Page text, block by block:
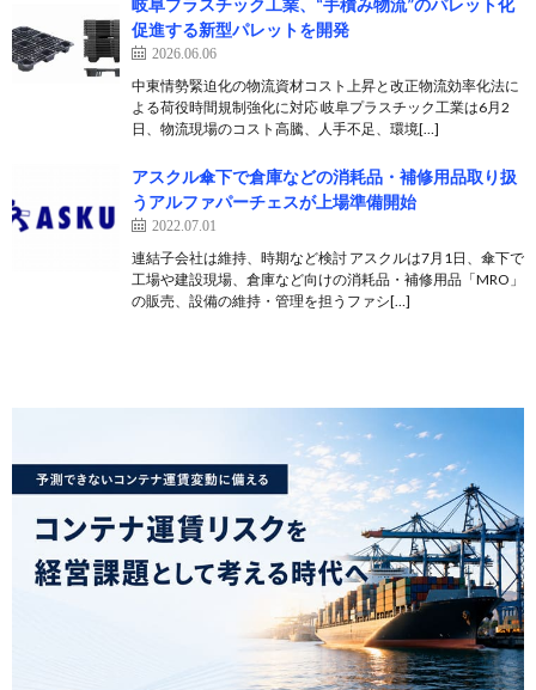
岐阜プラスチック工業、“手積み物流”のパレット化
促進する新型パレットを開発
2026.06.06
中東情勢緊迫化の物流資材コスト上昇と改正物流効率化法に
よる荷役時間規制強化に対応 岐阜プラスチック工業は6月2
日、物流現場のコスト高騰、人手不足、環境[…]
アスクル傘下で倉庫などの消耗品・補修用品取り扱
うアルファパーチェスが上場準備開始
2022.07.01
連結子会社は維持、時期など検討 アスクルは7月1日、傘下で
工場や建設現場、倉庫など向けの消耗品・補修用品「MRO」
の販売、設備の維持・管理を担うファシ[…]